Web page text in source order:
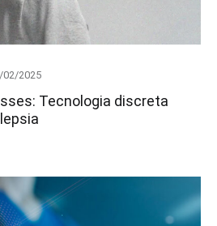
02/2025
Tecnologia discreta